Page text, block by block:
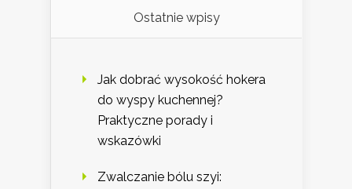
Ostatnie wpisy
Jak dobrać wysokość hokera
do wyspy kuchennej?
Praktyczne porady i
wskazówki
Zwalczanie bólu szyi: